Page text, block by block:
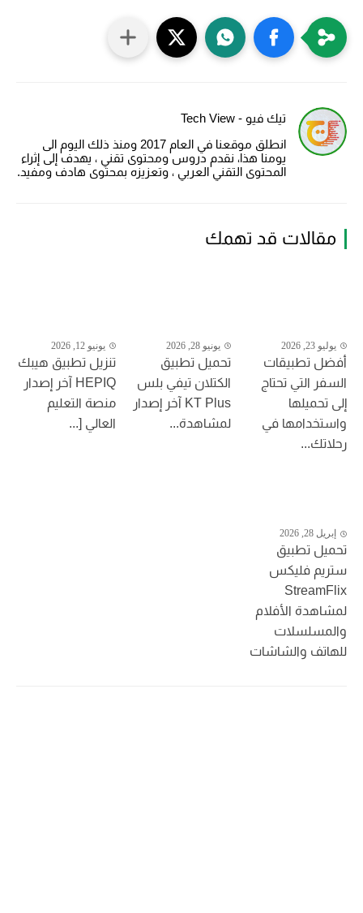
تيك فيو - Tech View
انطلق موقعنا في العام 2017 ومنذ ذلك اليوم الى
يومنا هذا، نقدم دروس ومحتوى تقني ، يهدف إلى إثراء
المحتوى التقني العربي ، وتعزيزه بمحتوى هادف ومفيد.
مقالات قد تهمك
يوليو 23, 2026
أفضل تطبيقات
السفر التي تحتاج
إلى تحميلها
واستخدامها في
رحلاتك...
يونيو 28, 2026
تحميل تطبيق
الكتلان تيفي بلس
KT Plus آخر إصدار
لمشاهدة...
يونيو 12, 2026
تنزيل تطبيق هيبك
HEPIQ آخر إصدار
منصة التعليم
العالي [...
إبريل 28, 2026
تحميل تطبيق
ستريم فليكس
StreamFlix
لمشاهدة الأفلام
والمسلسلات
للهاتف والشاشات